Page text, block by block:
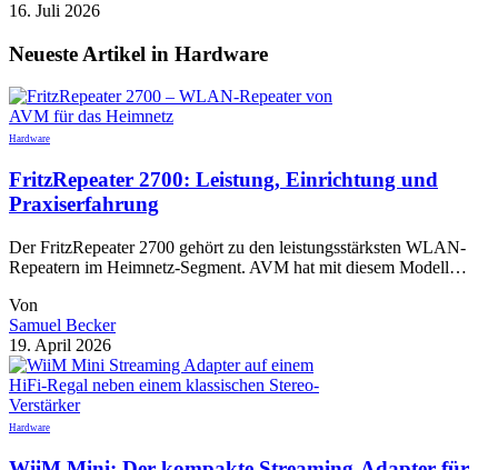
16. Juli 2026
Neueste Artikel in Hardware
Hardware
FritzRepeater 2700: Leistung, Einrichtung und
Praxiserfahrung
Der FritzRepeater 2700 gehört zu den leistungsstärksten WLAN-
Repeatern im Heimnetz-Segment. AVM hat mit diesem Modell…
Von
Samuel Becker
19. April 2026
Hardware